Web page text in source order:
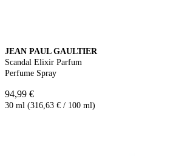
JEAN PAUL GAULTIER
Scandal Elixir Parfum
Perfume Spray
94,99 €
30 ml (316,63 € / 100 ml)